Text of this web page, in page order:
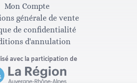
g
r
o
o
Mon Compte
générale de vente
de confidentialité
d'annulation
avec la participation de